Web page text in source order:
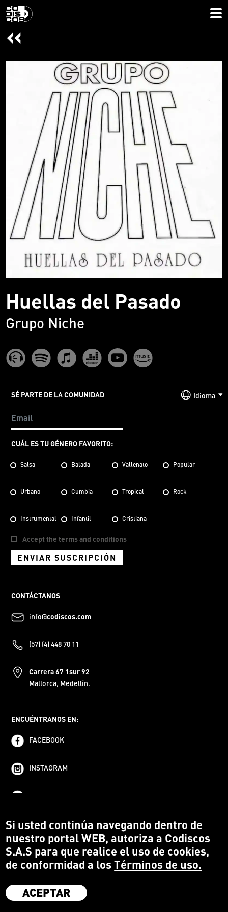
Huellas del Pasado
Grupo Niche
SÉ PARTE DE LA COMUNIDAD
CUÁL ES TU GÉNERO FAVORITO:
Salsa Balada Vallenato Popular
Urbano Cumbia Tropical Rock
Instrumental Infantil Cristiana
Accept the terms and conditions
ENVIAR SUSCRIPCIÓN
CONTÁCTANOS
info@codiscos.com
(57) (4) 448 70 11
Carrera 67 1sur 92
Mallorca, Medellín.
ENCUÉNTRANOS EN:
FACEBOOK
INSTAGRAM
Idioma
Codiscos S.A.S
Si usted continúa navegando dentro de
nuestro portal WEB, autoriza a Codiscos
S.A.S para que realice el uso de cookies,
de conformidad a losTérminos de uso.
ACEPTAR